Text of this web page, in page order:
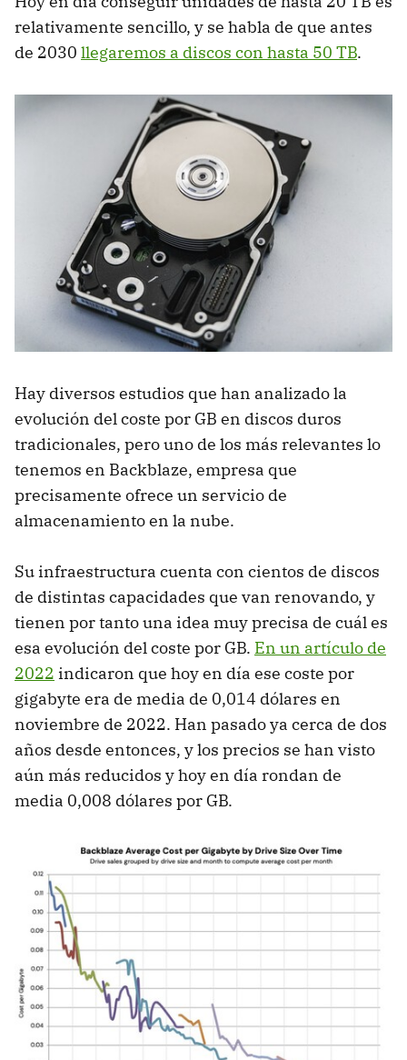
relativamente sencillo, y se habla de que antes
de 2030 llegaremos a discos con hasta 50 TB.
Hay diversos estudios que han analizado la
evolución del coste por GB en discos duros
tradicionales, pero uno de los más relevantes lo
tenemos en Backblaze, empresa que
precisamente ofrece un servicio de
almacenamiento en la nube.
Su infraestructura cuenta con cientos de discos
de distintas capacidades que van renovando, y
tienen por tanto una idea muy precisa de cuál es
esa evolución del coste por GB. En un artículo de
2022 indicaron que hoy en día ese coste por
gigabyte era de media de 0,014 dólares en
noviembre de 2022. Han pasado ya cerca de dos
años desde entonces, y los precios se han visto
aún más reducidos y hoy en día rondan de
media 0,008 dólares por GB.